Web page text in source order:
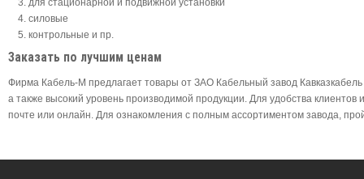
для стационарной и подвижной установки
силовые
контрольные и пр.
Заказать по лучшим ценам
Фирма Кабель-М предлагает товары от ЗАО Кабельный завод
а также высокий уровень производимой продукции. Для удобства
почте или онлайн. Для ознакомления с полным ассортиментом завода,